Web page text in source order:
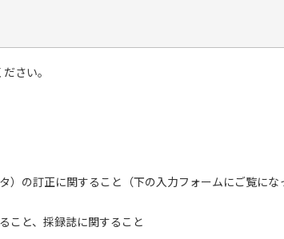
さい。
）の訂正に関すること（下の入力フォームにご覧にな
こと、採録誌に関すること